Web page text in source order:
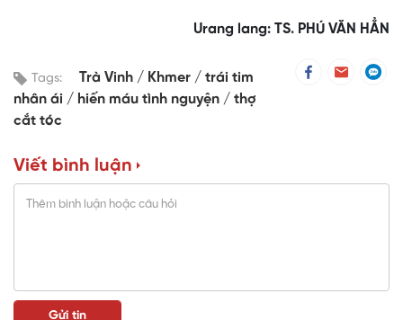
Urang lang: TS. PHÚ VĂN HẲN
Tags: Trà Vinh Khmer
trái tim
nhân ái
hiến máu tình nguyện
thợ
cắt tóc
Viết bình luận